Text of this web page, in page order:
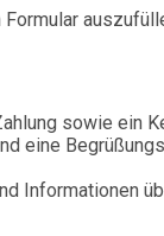
sowie ein
eine
Informationen